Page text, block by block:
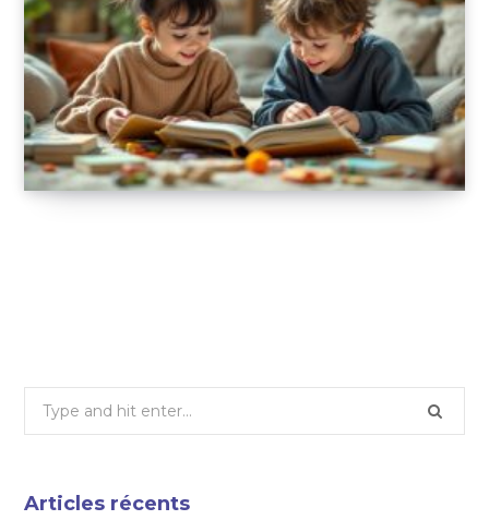
Search
Articles récents